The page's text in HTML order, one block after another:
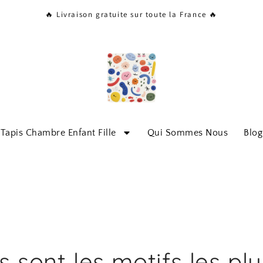
🔥 Livraison gratuite sur toute la France 🔥
Tapis Chambre Enfant Fille Qui Sommes Nous Blog